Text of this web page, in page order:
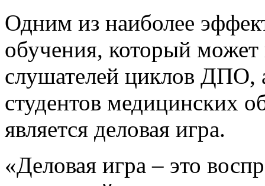
Одним из наиболее
обучения, который может
слушателей циклов ДПО,
студентов медицинских
является деловая игра.
«Деловая игра – это